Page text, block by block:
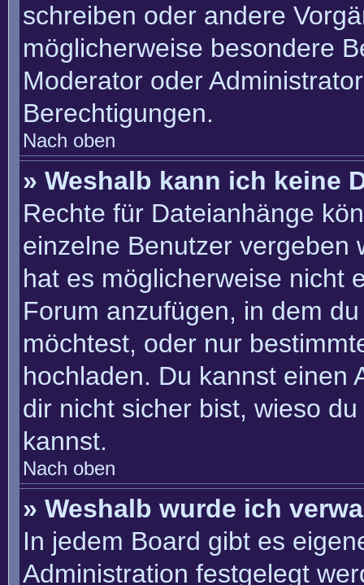
schreiben oder andere
möglicherweise besondere
Moderator oder
Berechtigungen.
Nach oben
» Weshalb kann ich keine
Rechte für Dateianhänge
einzelne Benutzer vergeben
hat es möglicherweise nicht
Forum anzufügen, in dem
möchtest, oder nur
hochladen. Du kannst einen
dir nicht sicher bist, wieso
kannst.
Nach oben
» Weshalb wurde ich
In jedem Board gibt es
Administration festgelegt